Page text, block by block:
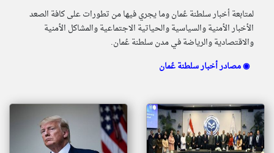
أخر أخبار الوطن العربي
مصادر الأخبار
أقترح اضافة مصدر
لمتابعة أخبار سلطنة عُمان وما يجري فيها من تطورات على كافة الصعد
الأخبار الأمنية والسياسية والحياتية الاجتماعية والمشاكل الأمنية
والاقتصادية والرياضة في مدن سلطنة عُمان.
مصادر أخبار سلطنة عُمان ◉
مقالات